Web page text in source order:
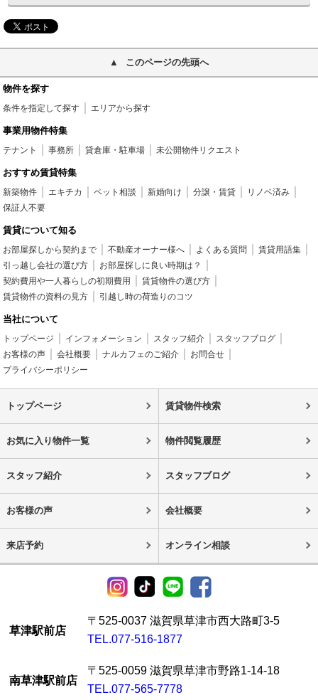
このページの先頭へ
物件を探す
条件を指定して探す エリアから探す
事業用物件特集
テナント 事務所 貸倉庫・駐車場 未公開物件リクエスト
おすすめ賃貸特集
新築物件 エキチカ ペット相談 新婚向け 分譲・賃貸
リノベ済み
保証人不要
賃貸について知る
お部屋探しから契約まで 不動産オーナー様へ よくある質問
賃貸用語集
引っ越し会社の選び方
お部屋探しに良い時期は？
契約費用や一人暮らしの初期費用
賃貸物件の選び方
賃貸物件の資料の見方
引越し時の荷造りのコツ
当社について
トップページ インフォメーション スタッフ紹介
スタッフブログ
お客様の声
会社概要 ナルカフェのご紹介
お問合せ
プライバシーポリシー
トップページ 賃貸物件検索
お気に入り物件一覧 物件閲覧履歴
スタッフ紹介 スタッフブログ
お客様の声 会社概要
来店予約 オンライン相談
草津駅前店
〒525-0037 滋賀県草津市西大路町3-5
TEL.077-516-1877
南草津駅前店
〒525-0059 滋賀県草津市野路1-14-18
TEL.077-565-7778